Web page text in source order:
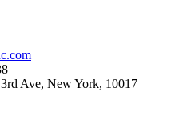
Ave, New York, 10017